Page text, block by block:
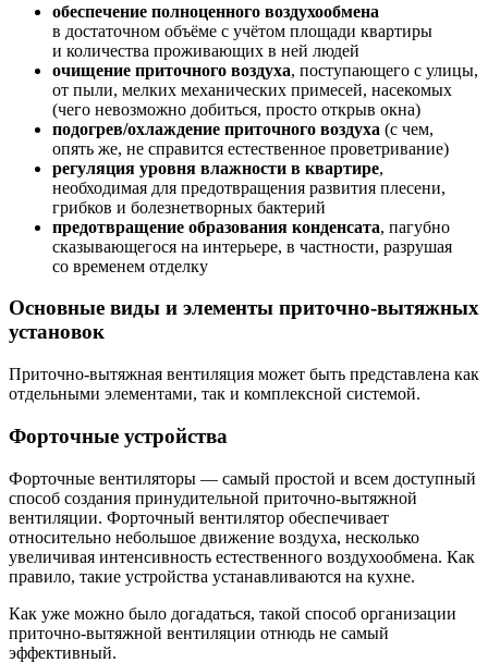
обеспечение полноценного воздухообмена
в достаточном объёме с учётом площади квартиры
и количества проживающих в ней людей
очищение приточного воздуха, поступающего с улицы,
от пыли, мелких механических примесей, насекомых
(чего невозможно добиться, просто открыв окна)
подогрев/охлаждение приточного воздуха (с чем,
опять же, не справится естественное проветривание)
регуляция уровня влажности в квартире,
необходимая для предотвращения развития плесени,
грибков и болезнетворных бактерий
предотвращение образования конденсата, пагубно
сказывающегося на интерьере, в частности, разрушая
со временем отделку
Основные виды и элементы приточно-вытяжных
установок
Приточно-вытяжная вентиляция может быть представлена как
отдельными элементами, так и комплексной системой.
Форточные устройства
Форточные вентиляторы — самый простой и всем доступный
способ создания принудительной приточно-вытяжной
вентиляции. Форточный вентилятор обеспечивает
относительно небольшое движение воздуха, несколько
увеличивая интенсивность естественного воздухообмена. Как
правило, такие устройства устанавливаются на кухне.
Как уже можно было догадаться, такой способ организации
приточно-вытяжной вентиляции отнюдь не самый
эффективный.